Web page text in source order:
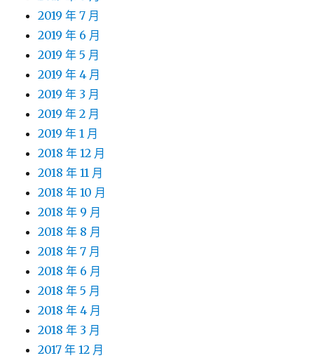
2019 年 7 月
2019 年 6 月
2019 年 5 月
2019 年 4 月
2019 年 3 月
2019 年 2 月
2019 年 1 月
2018 年 12 月
2018 年 11 月
2018 年 10 月
2018 年 9 月
2018 年 8 月
2018 年 7 月
2018 年 6 月
2018 年 5 月
2018 年 4 月
2018 年 3 月
2017 年 12 月